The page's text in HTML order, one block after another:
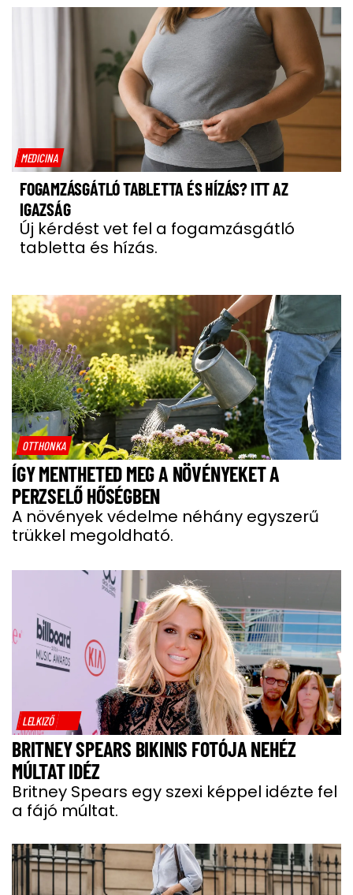
MEDICINA
FOGAMZÁSGÁTLÓ TABLETTA ÉS HÍZÁS? ITT AZ
IGAZSÁG
Új kérdést vet fel a fogamzásgátló
tabletta és hízás.
OTTHONKA
ÍGY MENTHETED MEG A NÖVÉNYEKET A
PERZSELŐ HŐSÉGBEN
A növények védelme néhány egyszerű
trükkel megoldható.
LELKIZŐ
BRITNEY SPEARS BIKINIS FOTÓJA NEHÉZ
MÚLTAT IDÉZ
Britney Spears egy szexi képpel idézte fel
a fájó múltat.